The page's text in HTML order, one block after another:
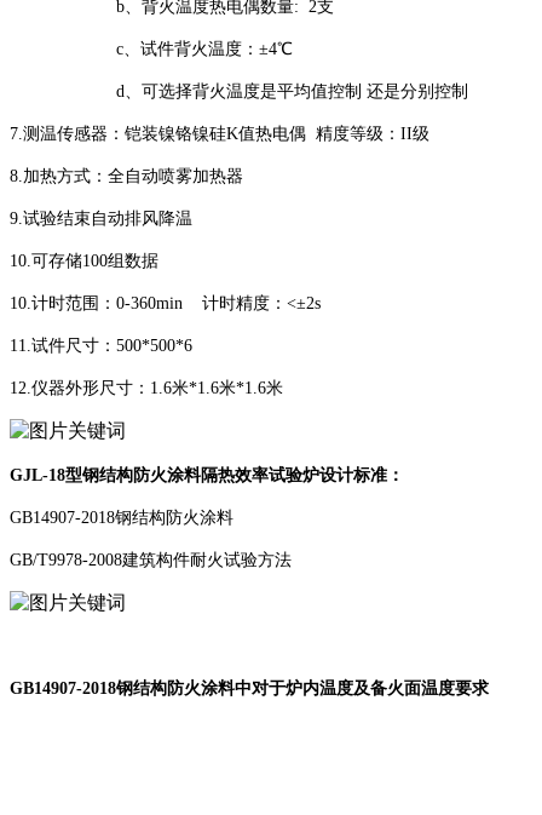
b、背火温度热电偶数量: 2支
c、试件背火温度：±4℃
d、可选择背火温度是平均值控制 还是分别控制
7.测温传感器：铠装镍铬镍硅K值热电偶 精度等级：II级
8.加热方式：全自动喷雾加热器
9.试验结束自动排风降温
10.可存储100组数据
10.计时范围：0-360min 计时精度：<±2s
11.试件尺寸：500*500*6
12.仪器外形尺寸：1.6米*1.6米*1.6米
GJL-18型钢结构防火涂料隔热效率试验炉设计标准：
GB14907-2018钢结构防火涂料
GB/T9978-2008建筑构件耐火试验方法
GB14907-2018钢结构防火涂料中对于炉内温度及备火面温度要求